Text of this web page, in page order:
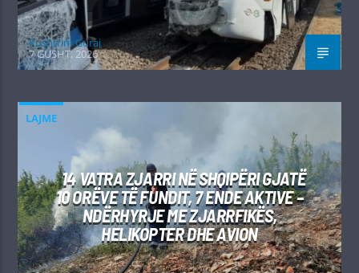
Kushtrim Guraj
7 GUSHT, 2026
LAJME
14 VATRA ZJARRI NË SHQIPËRI GJATË
10 ORËVE TË FUNDIT, 7 ENDE AKTIVE –
NDËRHYRJE ME ZJARRFIKËS,
HELIKOPTER DHE AVION